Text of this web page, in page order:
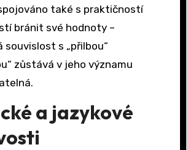
také s praktičností
bránit své hodnoty –
souvislost s „přilbou“
zůstává v jeho významu
a jazykové